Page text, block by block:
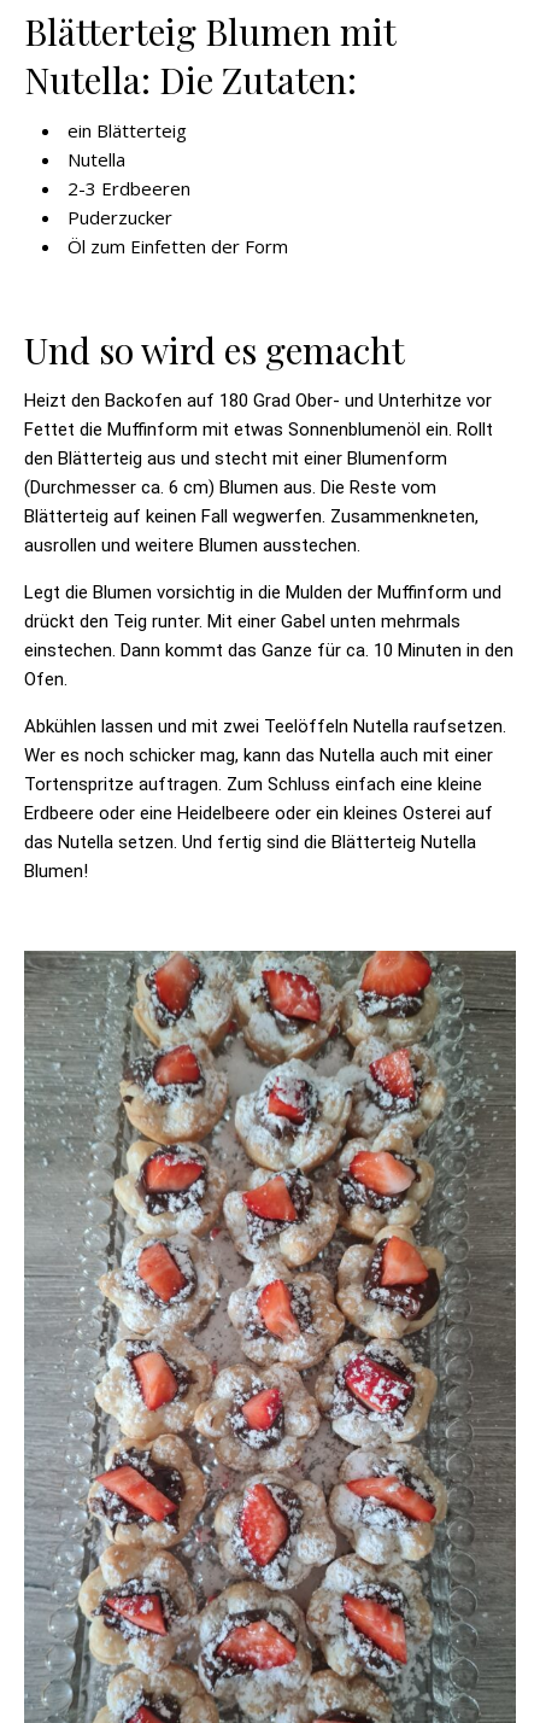
Blätterteig Blumen mit
Nutella: Die Zutaten:
ein Blätterteig
Nutella
2-3 Erdbeeren
Puderzucker
Öl zum Einfetten der Form
Und so wird es gemacht
Heizt den Backofen auf 180 Grad Ober- und Unterhitze vor
Fettet die Muffinform mit etwas Sonnenblumenöl ein. Rollt
den Blätterteig aus und stecht mit einer Blumenform
(Durchmesser ca. 6 cm) Blumen aus. Die Reste vom
Blätterteig auf keinen Fall wegwerfen. Zusammenkneten,
ausrollen und weitere Blumen ausstechen.
Legt die Blumen vorsichtig in die Mulden der Muffinform und
drückt den Teig runter. Mit einer Gabel unten mehrmals
einstechen. Dann kommt das Ganze für ca. 10 Minuten in den
Ofen.
Abkühlen lassen und mit zwei Teelöffeln Nutella raufsetzen.
Wer es noch schicker mag, kann das Nutella auch mit einer
Tortenspritze auftragen. Zum Schluss einfach eine kleine
Erdbeere oder eine Heidelbeere oder ein kleines Osterei auf
das Nutella setzen. Und fertig sind die Blätterteig Nutella
Blumen!